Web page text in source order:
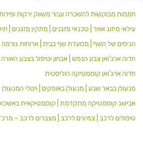
חממות מבוקשות להשכרה עבור משווק ירקות
עילאי מיזוג אוויר | טכנאי מזגנים | מתקין מזגנים |
הניסים של השף | מסעדת שף בבית | ארוחות גורמה
חדוה ארג'ואן צבע הנפש | אבחון וטיפול בצבע האורה
חדוה ארג’ואן קוסמטיקה הוליסטית
מנעולן בבאר שבע | מנעולן באופקים | ויטלי המנעולן
אבישג קוסמטיקה מתקדמת | קוסמטיקאית
טיפולים לרכב | צמיגים לרכב | מצברים לרכב –